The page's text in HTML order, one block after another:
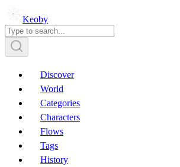
Keoby
Discover
World
Categories
Characters
Flows
Tags
History